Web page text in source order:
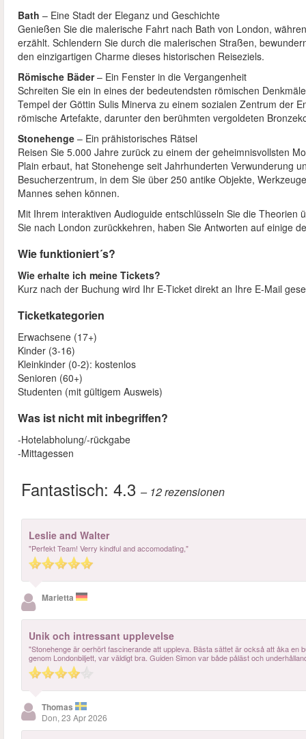
Bath – Eine Stadt der Eleganz und Geschichte
Genießen Sie die malerische Fahrt nach Bath von London,
erzählt. Schlendern Sie durch die malerischen Straßen,
den einzigartigen Charme dieses historischen Reiseziels.
Römische Bäder– Ein Fenster in die Vergangenheit
Schreiten Sie ein in eines der bedeutendsten römischen
Tempel der Göttin Sulis Minerva zu einem sozialen Zentrum der
römische Artefakte, darunter den berühmten vergoldeten
Stonehenge – Ein prähistorisches Rätsel
Reisen Sie 5.000 Jahre zurück zu einem der geheimnisvollsten
Plain erbaut, hat Stonehenge seit Jahrhunderten Verwunderung
Besucherzentrum, in dem Sie über 250 antike Objekte,
Mannes sehen können.
Mit Ihrem interaktiven Audioguide entschlüsseln Sie die
Sie nach London zurückkehren, haben Sie Antworten auf einige
Wie funktioniert´s?
Wie erhalte ich meine Tickets?
Kurz nach der Buchung wird Ihr E-Ticket direkt an Ihre E-Mail
Ticketkategorien
Erwachsene (17+)
Kinder (3-16)
Kleinkinder (0-2): kostenlos
Senioren (60+)
Studenten (mit gültigem Ausweis)
Was ist nicht mit inbegriffen?
-Hotelabholung/-rückgabe
-Mittagessen
Fantastisch: 4.3 – 12rezensionen
Leslie and Walter
"Perfekt Team! Verry kindful and accomodating,"
Marietta
Unik och intressant upplevelse
"Stonehenge är oerhört fascinerande att uppleva. Bästa sättet är också att åka
genom Londonbiljett, var väldigt bra. Guiden Simon var både påläst och
Thomas
Don, 23 Apr 2026